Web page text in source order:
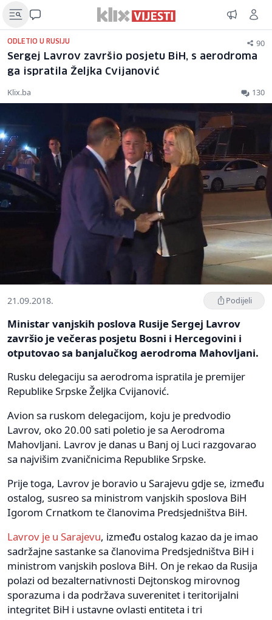
ODLETIO U RUSIJU 90
Sergej Lavrov završio posjetu BiH, s aerodroma
ga ispratila Željka Cvijanović
Klix.ba 130
21.09.2018. Podijeli
Ministar vanjskih poslova Rusije Sergej Lavrov
završio je večeras posjetu Bosni i Hercegovini i
otputovao sa banjalučkog aerodroma Mahovljani.
Rusku delegaciju sa aerodroma ispratila je premijer
Republike Srpske Željka Cvijanović.
Avion sa ruskom delegacijom, koju je predvodio
Lavrov, oko 20.00 sati poletio je sa Aerodroma
Mahovljani. Lavrov je danas u Banj oj Luci razgovarao
sa najvišim zvaničnicima Republike Srpske.
Prije toga, Lavrov je boravio u Sarajevu gdje se, između
ostalog, susreo sa ministrom vanjskih sposlova BiH
Igorom Crnatkom te članovima Predsjedništva BiH.
Lavrov je u Sarajevu, između ostalog kazao da je imao
sadržajne sastanke sa članovima Predsjedništva BiH i
ministrom vanjskih poslova BiH. On je rekao da Rusija
polazi od bezalternativnosti Dejtonskog mirovnog
sporazuma i da podržava suverenitet i teritorijalni
integritet BiH i ustavne ovlasti entiteta i tri